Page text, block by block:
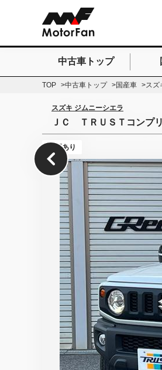
中古車トップ
TOP 中古車トップ 国産車 スズ
スズキ ジムニーシエラ
ＪＣ ＴＲＵＳＴコンプ
保証あり